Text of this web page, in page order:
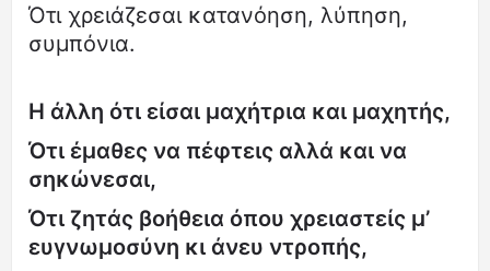
Ότι χρειάζεσαι κατανόηση, λύπηση,
συμπόνια.
Η άλλη ότι είσαι μαχήτρια και μαχητής,
Ότι έμαθες να πέφτεις αλλά και να
σηκώνεσαι,
Ότι ζητάς βοήθεια όπου χρειαστείς μ’
ευγνωμοσύνη κι άνευ ντροπής,